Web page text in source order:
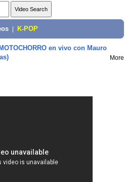
K-POP
en vivo con Mauro
More